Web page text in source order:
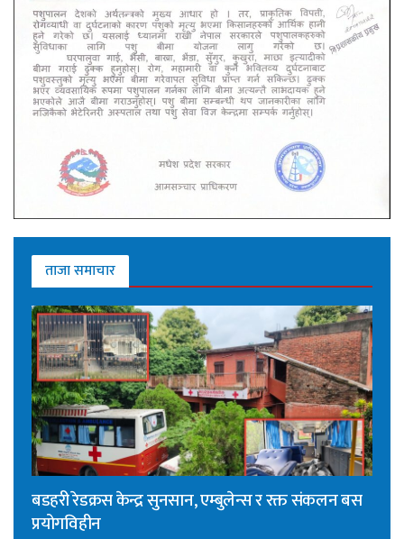
ताजा समाचार
बडहरी रेडक्रस केन्द्र सुनसान, एम्बुलेन्स र रक्त संकलन बस
प्रयोगविहीन